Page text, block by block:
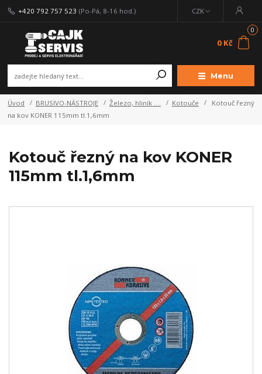
Menu
CZK
+420 792 757 523 (Po-Pá, 8-16 hod.)
0
0 Kč
Úvod BRUSIVO-NÁSTROJE Železo, hliník .... Kotouče
Kotouč řezný
na kov KONER 115mm tl.1,6mm
Kotouč řezný na kov KONER
115mm tl.1,6mm